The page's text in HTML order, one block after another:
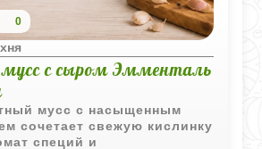
0
с сыром Эмменталь
мусс с насыщенным
сочетает свежую кислинку
специй и